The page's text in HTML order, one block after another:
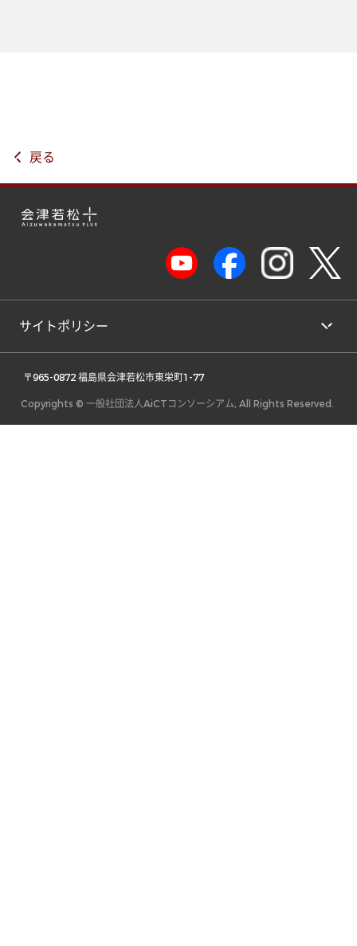
戻る
サイトポリシー
〒965-0872 福島県会津若松市東栄町1-77
Copyrights © 一般社団法人AiCTコンソーシアム, All Rights Reserved.